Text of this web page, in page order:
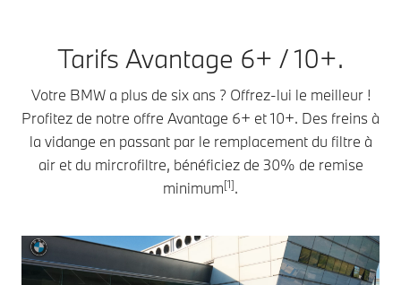
Tarifs Avantage 6+ / 10+.
Votre BMW a plus de six ans ? Offrez-lui le meilleur !
Profitez de notre offre Avantage 6+ et 10+. Des freins à
la vidange en passant par le remplacement du filtre à
air et du mircrofiltre, bénéficiez de 30% de remise
minimum[1].